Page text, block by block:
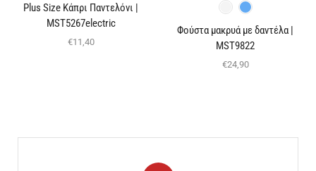
Plus Size Κάπρι Παντελόνι |
MST5267electric
€11,40
Φούστα μακρυά με δαντέλα |
MST9822
€24,90